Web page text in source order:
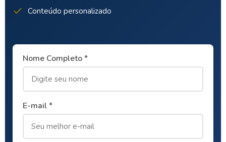
Conteúdo personalizado
Nome Completo *
E-mail *